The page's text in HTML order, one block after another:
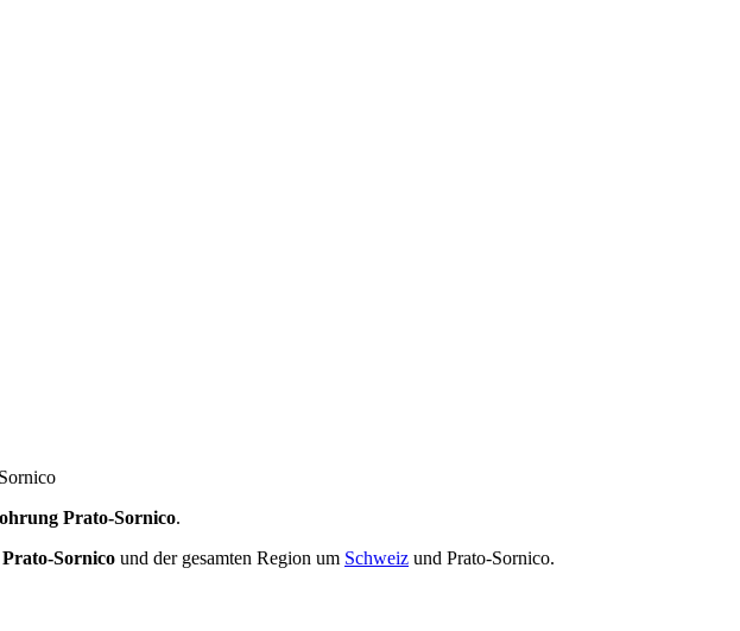
Prato-Sornico.
Prato-Sornico und der gesamten Region um Schweiz und Prato-Sornico.